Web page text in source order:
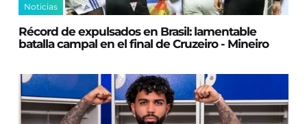
Noticias
Récord de expulsados en Brasil: lamentable
batalla campal en el final de Cruzeiro - Mineiro